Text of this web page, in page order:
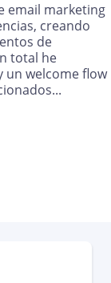
email marketing
creando
de
total he
un welcome flow